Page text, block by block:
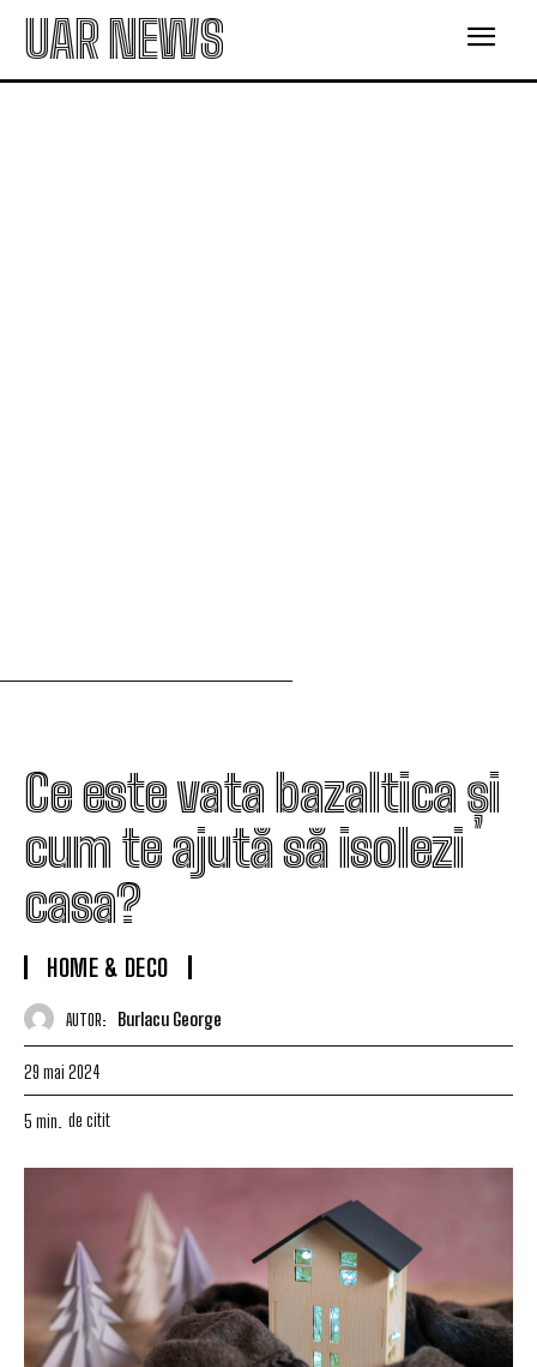
UAR NEWS
Ce este vata bazaltica și
cum te ajută să isolezi
casa?
HOME & DECO
AUTOR: Burlacu George
29 mai 2024
5 min. de citit